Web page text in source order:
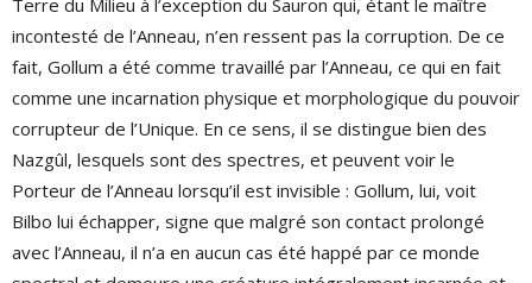
Terre du Milieu à l’exception du Sauron qui, étant le maître
incontesté de l’Anneau, n’en ressent pas la corruption. De ce
fait, Gollum a été comme travaillé par l’Anneau, ce qui en fait
comme une incarnation physique et morphologique du pouvoir
corrupteur de l’Unique. En ce sens, il se distingue bien des
Nazgûl, lesquels sont des spectres, et peuvent voir le
Porteur de l’Anneau lorsqu’il est invisible : Gollum, lui, voit
Bilbo lui échapper, signe que malgré son contact prolongé
avec l’Anneau, il n’a en aucun cas été happé par ce monde